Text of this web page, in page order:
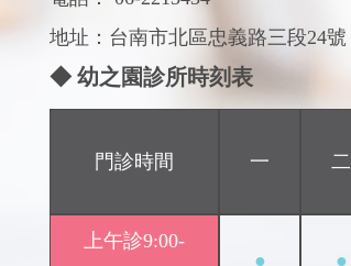
地址：台南市北區忠義路三段24號
◆ 幼之園診所時刻表
門診時間 一 二
上午診9:00-
●
●